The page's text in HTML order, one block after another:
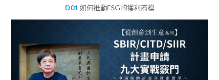
D01如何推動ESG的獲利商模